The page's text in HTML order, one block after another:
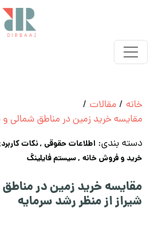
خانه / مقالات /
مقایسه خرید زمین در مناطق شمالی و
دسته بندی: اطلاعات حقوقی, نکات
خرید و فروش خانه, سیستم فایلینگ
مقایسه خرید زمین در
شیراز از منظر رشد سرمایه